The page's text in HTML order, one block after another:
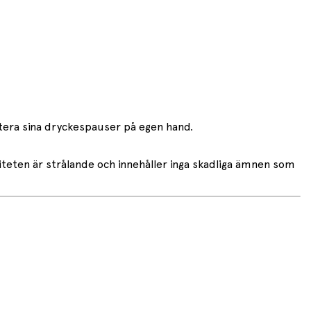
sina dryckespauser på egen hand.
är strålande och innehåller inga skadliga ämnen som